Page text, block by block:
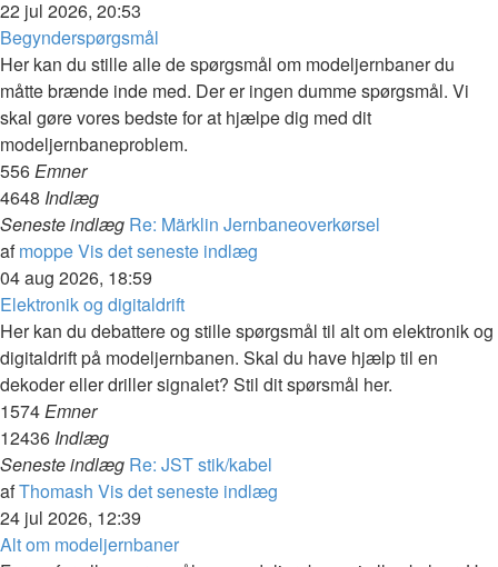
22 jul 2026, 20:53
Begynderspørgsmål
Her kan du stille alle de spørgsmål om modeljernbaner du
måtte brænde inde med. Der er ingen dumme spørgsmål. Vi
skal gøre vores bedste for at hjælpe dig med dit
modeljernbaneproblem.
556Emner
4648 Indlæg
Seneste indlæg Re: Märklin Jernbaneoverkørsel
afmoppeVis det seneste indlæg
04 aug 2026, 18:59
Elektronik og digitaldrift
Her kan du debattere og stille spørgsmål til alt om elektronik og
digitaldrift på modeljernbanen. Skal du have hjælp til en
dekoder eller driller signalet? Stil dit spørsmål her.
1574Emner
12436 Indlæg
Seneste indlæg Re: JST stik/kabel
afThomash Vis det seneste indlæg
24 jul 2026, 12:39
Alt om modeljernbaner